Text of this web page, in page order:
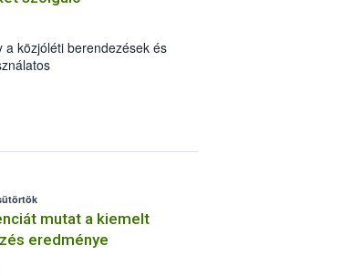
közjóléti berendezések és
a Nyomtatványok között.
mutat a kiemelt
eredménye